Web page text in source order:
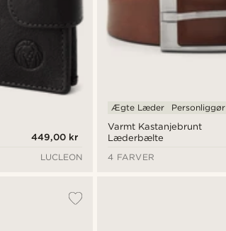
449,00 kr
LUCLEON
Varmt Kastanjebrunt
Læderbælte
Ægte Læder Personliggør
4 FARVER